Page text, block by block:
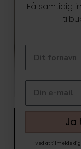
Få samtidig
Ja
Ved at tilmelde